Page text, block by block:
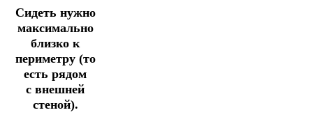
Сидеть нужно
максимально
близко к
периметру (то
есть рядом
с внешней
стеной).